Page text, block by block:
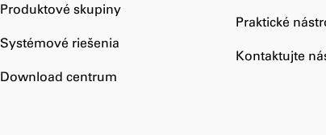
Produktové skupiny
Systémové riešenia
Download centrum
Praktické
Kontaktujte